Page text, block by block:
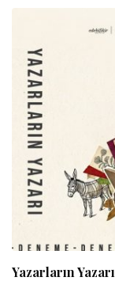
Yazarların Yazarı